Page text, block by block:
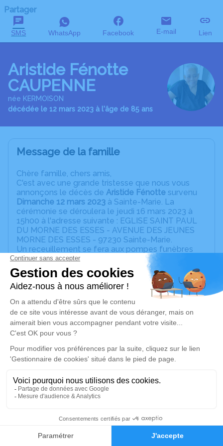
Faire-part Hommages
Partager
SMS WhatsApp Facebook E-mail Lien
Aristide Fénotte
CAUPENNE
née KERMOISON
décédée le 12 mars 2023 à l'âge de 85 ans
Message de la famille
Chère famille, chers amis,
C'est avec une grande tristesse que nous vous
annonçons le décès de Aristide Fénotte survenu
Dimanche 12 mars 2023 à Sainte-Marie. La
cérémonie se déroulera le jeudi 16 mars 2023 à
15h00 à l'adresse suivante : EGLISE SAINT PAUL
DU MORNE DES ESSES - AVENUE DES JEUNES
MORNE DES ESSES - 97230 Sainte-Marie.
Un receuillement se fera aux pompes funèbres
SEBASTIEN Rue des vanniers Morne des esses le
15 mars de 19heures à 21 heures.
Un service de plantation d’arbre hommage est
Je rends hommage
Cérémonie religieuse
jeudi 16 mars 2023 à 15h00
Eglise Saint Paul du Morne des Esses de
Sainte-Marie
AVENUE DES JEUNES MORNE DES ESSES